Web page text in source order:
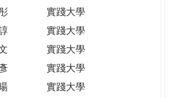
實踐大學
實踐大學
實踐大學
實踐大學
實踐大學